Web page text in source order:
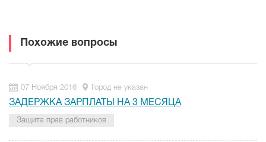
Похожие вопросы
07 Ноября 2016 Город не указан
ЗАДЕРЖКА ЗАРПЛАТЫ НА 3 МЕСЯЦА
Защита прав работников